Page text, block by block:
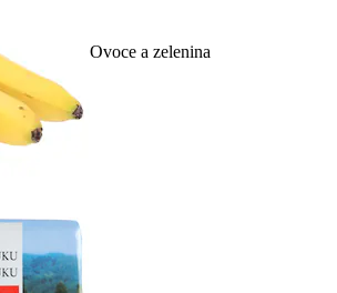
Ovoce a zelenina